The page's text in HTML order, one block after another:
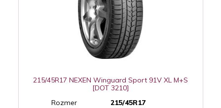
215/45R17 NEXEN Winguard Sport 91V XL M+S
[DOT 3210]
Rozmer
215/45R17